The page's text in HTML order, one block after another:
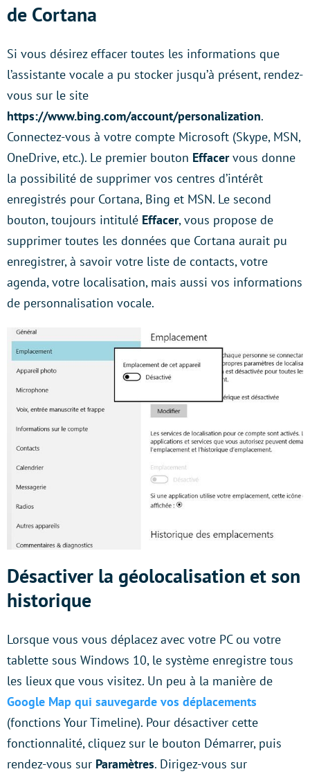
de Cortana
Si vous désirez effacer toutes les informations que
l’assistante vocale a pu stocker jusqu’à présent, rendez-
vous sur le site
https://www.bing.com/account/personalization.
Connectez-vous à votre compte Microsoft (Skype, MSN,
OneDrive, etc.). Le premier bouton Effacervous donne
la possibilité de supprimer vos centres d’intérêt
enregistrés pour Cortana, Bing et MSN. Le second
bouton, toujours intitulé Effacer, vous propose de
supprimer toutes les données que Cortana aurait pu
enregistrer, à savoir votre liste de contacts, votre
agenda, votre localisation, mais aussi vos informations
de personnalisation vocale.
Désactiver la géolocalisation et son
historique
Lorsque vous vous déplacez avec votre PC ou votre
tablette sous Windows 10, le système enregistre tous
les lieux que vous visitez. Un peu à la manière de
Google Map qui sauvegarde vos déplacements
(fonctions Your Timeline). Pour désactiver cette
fonctionnalité, cliquez sur le bouton Démarrer, puis
rendez-vous sur Paramètres. Dirigez-vous sur